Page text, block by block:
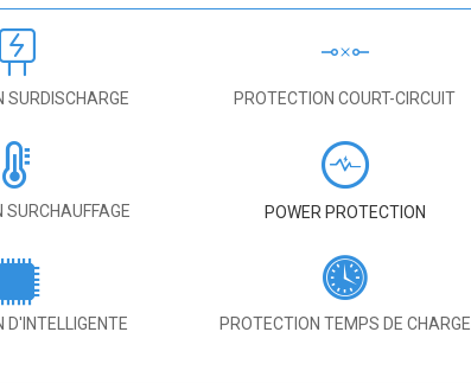
SURDISCHARGE PROTECTION COURT-CIRCUIT
SURCHAUFFAGE POWER PROTECTION
D'INTELLIGENTE PROTECTION TEMPS DE CHARGE